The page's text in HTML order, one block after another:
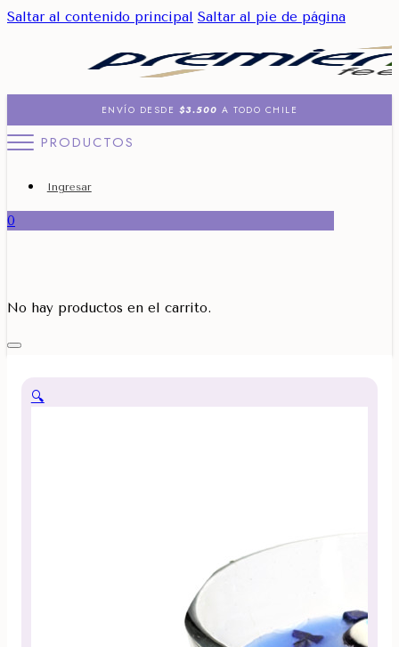
Saltar al contenido principal Saltar al pie de página
ENVÍO DESDE $3.500 A TODO CHILE
PRODUCTOS
Ingresar
0
No hay productos en el carrito.
🔍